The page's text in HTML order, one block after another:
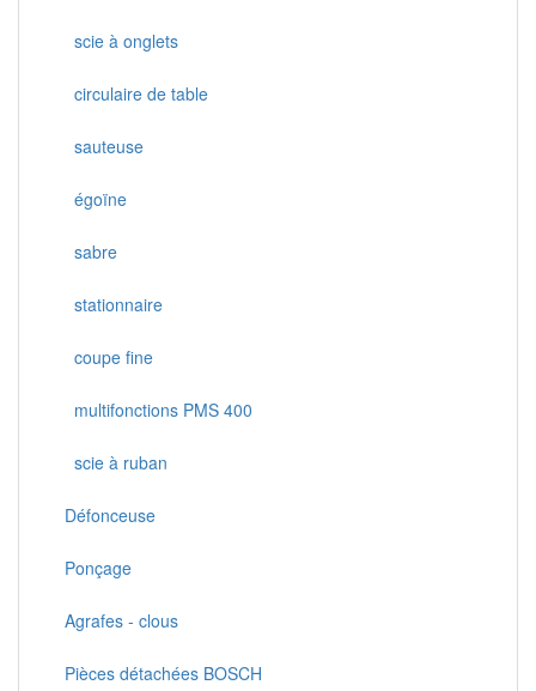
scie à onglets
circulaire de table
sauteuse
égoïne
sabre
stationnaire
coupe fine
multifonctions PMS 400
scie à ruban
Défonceuse
Ponçage
Agrafes - clous
Pièces détachées BOSCH